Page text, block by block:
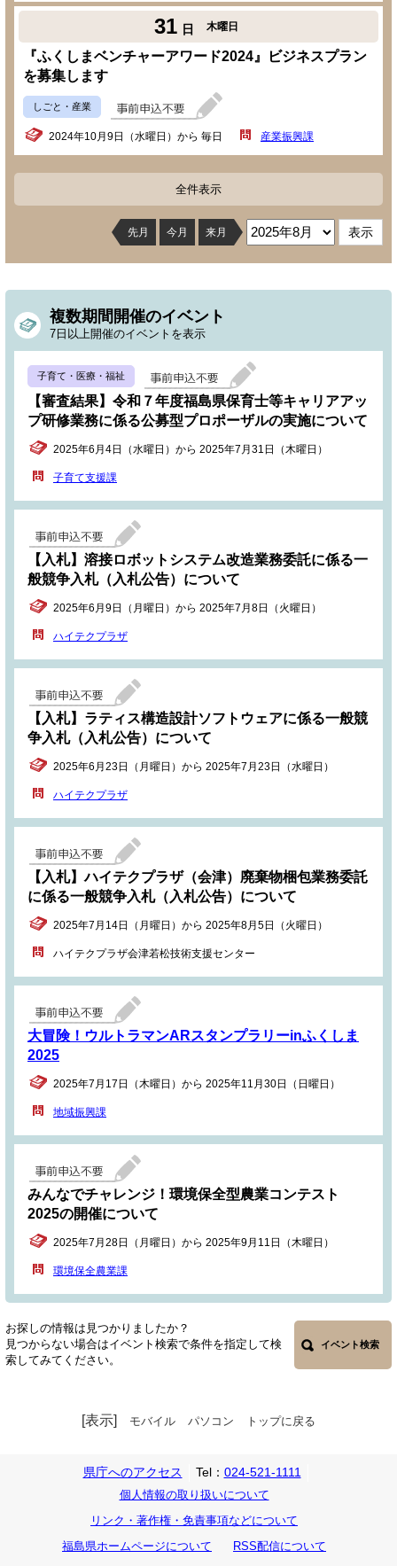
31 日 木曜日
『ふくしまベンチャーアワード2024』ビジネスプラン
を募集します
しごと・産業
2024年10月9日（水曜日）から 毎日 産業振興課
全件表示
先月 今月 来月
複数期間開催のイベント
7日以上開催のイベントを表示
子育て・医療・福祉
【審査結果】令和７年度福島県保育士等キャリアアッ
プ研修業務に係る公募型プロポーザルの実施について
2025年6月4日（水曜日）から 2025年7月31日（木曜日）
子育て支援課
【入札】溶接ロボットシステム改造業務委託に係る一
般競争入札（入札公告）について
2025年6月9日（月曜日）から 2025年7月8日（火曜日）
ハイテクプラザ
【入札】ラティス構造設計ソフトウェアに係る一般競
争入札（入札公告）について
2025年6月23日（月曜日）から 2025年7月23日（水曜日）
ハイテクプラザ
【入札】ハイテクプラザ（会津）廃棄物梱包業務委託
に係る一般競争入札（入札公告）について
2025年7月14日（月曜日）から 2025年8月5日（火曜日）
ハイテクプラザ会津若松技術支援センター
大冒険！ウルトラマンARスタンプラリーinふくしま
2025
2025年7月17日（木曜日）から 2025年11月30日（日曜日）
地域振興課
みんなでチャレンジ！環境保全型農業コンテスト
2025の開催について
2025年7月28日（月曜日）から 2025年9月11日（木曜日）
環境保全農業課
お探しの情報は見つかりましたか？
見つからない場合はイベント検索で条件を指定して検
索してみてください。
イベント検索
[表示] モバイル パソコン トップに戻る
県庁へのアクセス Tel： 024-521-1111
個人情報の取り扱いについて
リンク・著作権・免責事項などについて
福島県ホームページについて
RSS配信について